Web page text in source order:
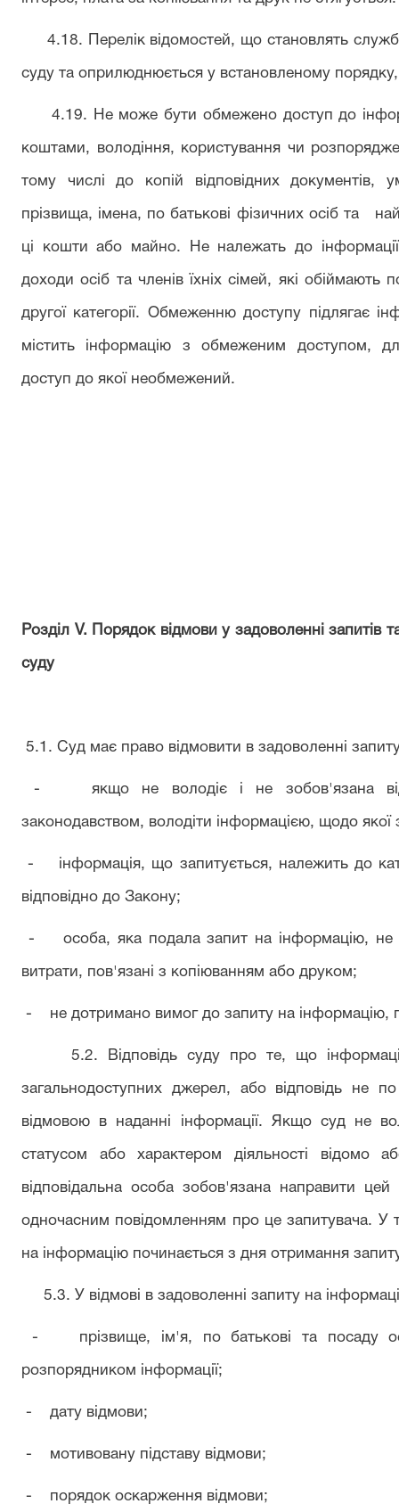
4.18. Перелік відомостей, що становлять
суду та оприлюднюється у встановленому
4.19. Не може бути обмежено доступ до
коштами, володіння, користування чи
тому числі до копій відповідних
прізвища, імена, по батькові фізичних осіб та
ці кошти або майно. Не належать до
доходи осіб та членів їхніх сімей, які
другої категорії. Обмеженню доступу підлягає
містить інформацію з обмеженим доступом,
доступ до якої необмежений.
Розділ V. Порядок відмови у задоволенні запитів
суду
5.1. Суд має право відмовити в задоволенні
- якщо не володіє і не зобов'язана
законодавством, володіти інформацією, щодо якої
- інформація, що запитується, належить до
відповідно до Закону;
- особа, яка подала запит на інформацію, не
витрати, пов'язані з копіюванням або друком;
- не дотримано вимог до запиту на інформацію,
5.2. Відповідь суду про те, що
загальнодоступних джерел, або відповідь не
відмовою в наданні інформації. Якщо суд не
статусом або характером діяльності
відповідальна особа зобов'язана направити
одночасним повідомленням про це запитувача. У
на інформацію починається з дня отримання
5.3. У відмові в задоволенні запиту на
- прізвище, ім'я, по батькові та посаду
розпорядником інформації;
- дату відмови;
- мотивовану підставу відмови;
- порядок оскарження відмови;